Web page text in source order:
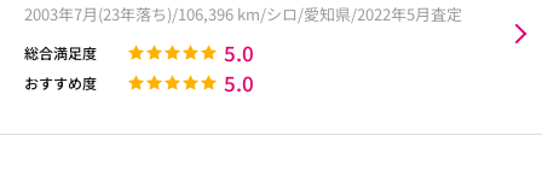
2003年7月(23年落ち)/106,396 km/シロ/愛知県/2022年5月査定
総合満足度 5.0
おすすめ度 5.0